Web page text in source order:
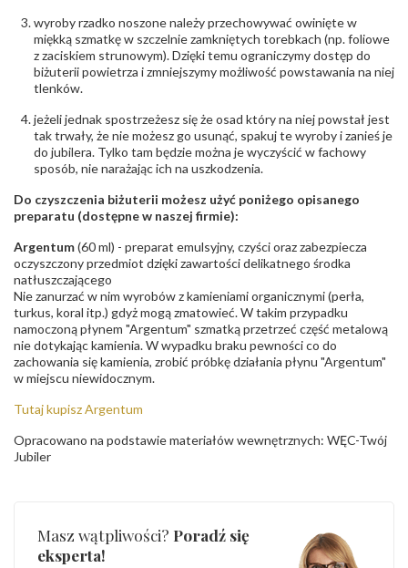
wyroby rzadko noszone należy przechowywać owinięte w
miękką szmatkę w szczelnie zamkniętych torebkach (np. foliowe
z zaciskiem strunowym). Dzięki temu ograniczymy dostęp do
biżuterii powietrza i zmniejszymy możliwość powstawania na niej
tlenków.
jeżeli jednak spostrzeżesz się że osad który na niej powstał jest
tak trwały, że nie możesz go usunąć, spakuj te wyroby i zanieś je
do jubilera. Tylko tam będzie można je wyczyścić w fachowy
sposób, nie narażając ich na uszkodzenia.
Do czyszczenia biżuterii możesz użyć poniżego opisanego
preparatu (dostępne w naszej firmie):
Argentum(60 ml) - preparat emulsyjny, czyści oraz zabezpiecza
oczyszczony przedmiot dzięki zawartości delikatnego środka
natłuszczającego
Nie zanurzać w nim wyrobów z kamieniami organicznymi (perła,
turkus, koral itp.) gdyż mogą zmatowieć. W takim przypadku
namoczoną płynem "Argentum" szmatką przetrzeć część metalową
nie dotykając kamienia. W wypadku braku pewności co do
zachowania się kamienia, zrobić próbkę działania płynu "Argentum"
w miejscu niewidocznym.
Tutaj kupisz Argentum
Opracowano na podstawie materiałów wewnętrznych: WĘC-Twój
Jubiler
Masz wątpliwości? Poradź się
eksperta!